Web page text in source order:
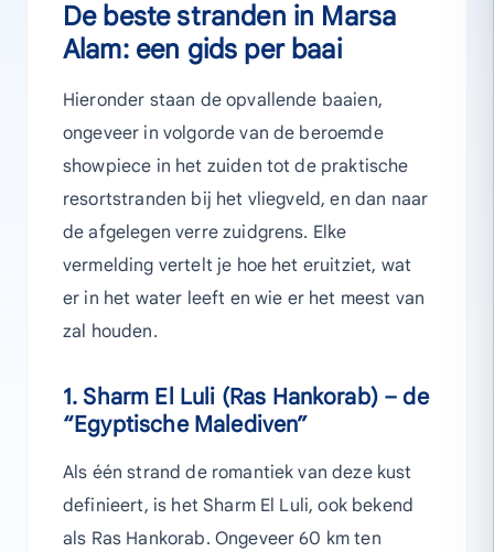
De beste stranden in Marsa
Alam: een gids per baai
Hieronder staan de opvallende baaien,
ongeveer in volgorde van de beroemde
showpiece in het zuiden tot de praktische
resortstranden bij het vliegveld, en dan naar
de afgelegen verre zuidgrens. Elke
vermelding vertelt je hoe het eruitziet, wat
er in het water leeft en wie er het meest van
zal houden.
1. Sharm El Luli (Ras Hankorab) – de
“Egyptische Malediven”
Als één strand de romantiek van deze kust
definieert, is het Sharm El Luli, ook bekend
als Ras Hankorab. Ongeveer 60 km ten